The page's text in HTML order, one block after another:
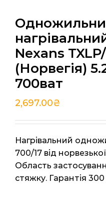
Nexans
(Норвегія)
700ват
2,697.00₴
Нагрівальний
700/17 від
Область
стяжку. Гарантія 300